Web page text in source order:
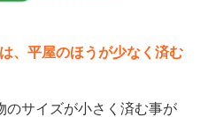
、平屋のほうが少なく済む
のサイズが小さく済む事が